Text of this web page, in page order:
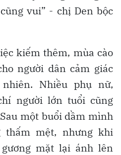
vui” - chị Den bộc
kiếm thêm, mùa cào
người dân cảm giác
Nhiều phụ nữ,
người lớn tuổi cũng
một buổi dầm mình
thấm mệt, nhưng khi
mặt lại ánh lên